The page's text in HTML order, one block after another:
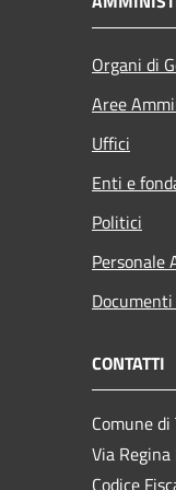
Organi di
Aree
Uffici
Enti e
Politici
Personale
CONTATTI
Comune di
Via
Codice